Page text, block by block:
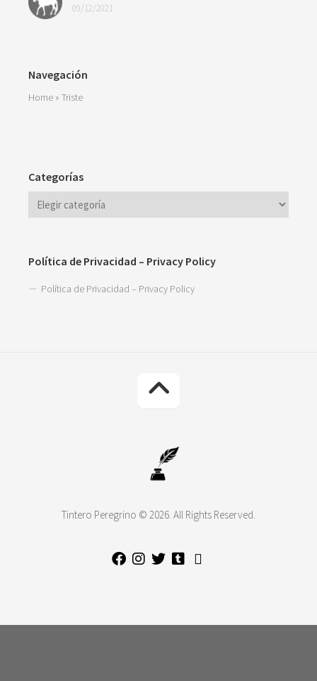
09/12/2021
Navegación
Home » Triste
Categorías
Política de Privacidad – Privacy Policy
Política de Privacidad – Privacy Policy
Tintero Peregrino © 2026. All Rights Reserved.